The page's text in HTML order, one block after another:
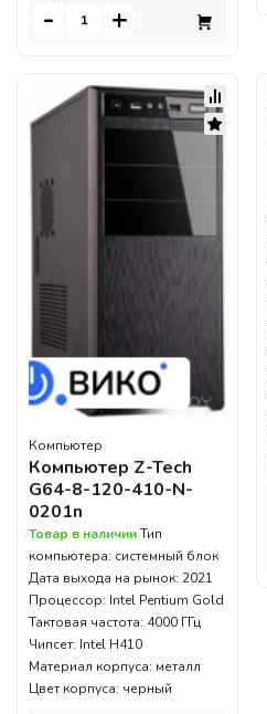
- +
Компьютер
Компьютер Z-Tech
G64-8-120-410-N-
0201n
Товар в наличииТип
компьютера: системный блок
Дата выхода на рынок: 2021
Процессор: Intel Pentium Gold
Тактовая частота: 4000 ГГц
Чипсет: Intel H410
Материал корпуса: металл
Цвет корпуса: черный